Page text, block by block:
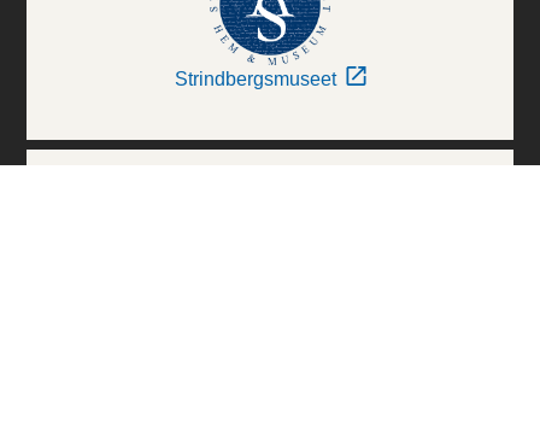
Strindbergsmuseet